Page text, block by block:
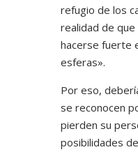
refugio de los
realidad de
hacerse fuerte
esferas».
Por eso,
se reconocen
pierden su
posibilidades